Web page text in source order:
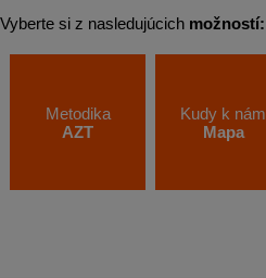
Vyberte si z nasledujúcich možností:
Metodika
AZT
Kudy k nám
Mapa